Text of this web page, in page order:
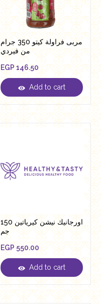
مربى فراولة كيتو 350 جرام
من فيردي
EGP 146.50
EGP146.50
Add to cart
اورجانيك نيشن كيرياتين 150
جم
EGP 550.00
EGP 550.00
Add to cart